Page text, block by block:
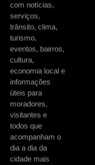
com notícias,
serviços,
trânsito, clima,
turismo,
eventos, bairros,
cultura,
economia local e
informações
úteis para
moradores,
visitantes e
todos que
acompanham o
dia a dia da
cidade mais